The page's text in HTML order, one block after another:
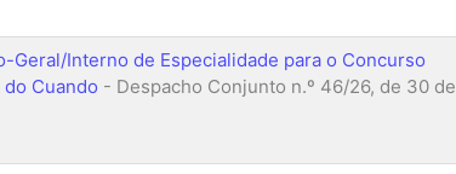
Geral/Interno de Especialidade para o Concurso
Cuando - Despacho Conjunto n.º 46/26, de 30 de